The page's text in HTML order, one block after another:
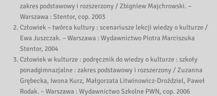
zakres podstawowy i rozszerzony / Zbigniew Majchrowski. –
Warszawa : Stentor, cop. 2003
Człowiek – twórca kultury : scenariusze lekcji wiedzy o kulturze /
Ewa Juszczak. – Warszawa : Wydawnictwo Piotra Marciszuka
Stentor, 2004
Człowiek w kulturze : podręcznik do wiedzy o kulturze : szkoły
ponadgimnazjalne : zakres podstawowy i rozszerzony / Zuzanna
Grębecka, Iwona Kurz, Małgorzata Litwinowicz-Droździel, Paweł
Rodak. – Warszawa : Wydawnictwo Szkolne PWN, cop. 2006